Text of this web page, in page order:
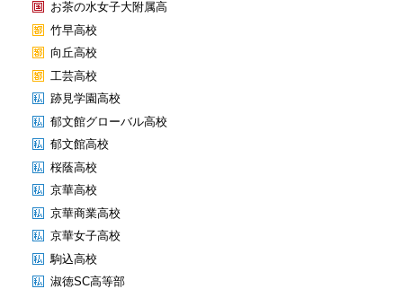
お茶の水女子大附属高
竹早高校
向丘高校
工芸高校
跡見学園高校
郁文館グローバル高校
郁文館高校
桜蔭高校
京華高校
京華商業高校
京華女子高校
駒込高校
淑徳SC高等部